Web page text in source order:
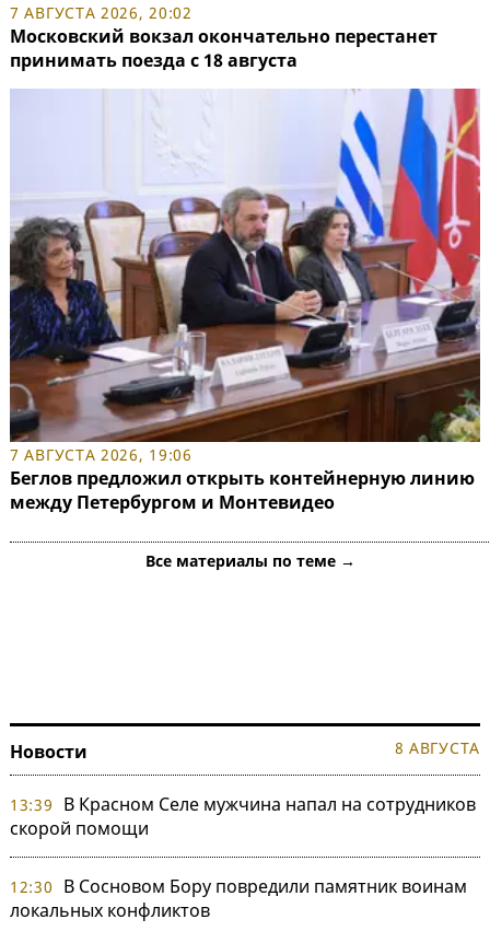
7 АВГУСТА 2026, 20:02
Московский вокзал окончательно перестанет
принимать поезда с 18 августа
7 АВГУСТА 2026, 19:06
Беглов предложил открыть контейнерную линию
между Петербургом и Монтевидео
Все материалы по теме →
Новости 8 АВГУСТА
13:39
В Красном Селе мужчина напал на сотрудников
скорой помощи
12:30
В Сосновом Бору повредили памятник воинам
локальных конфликтов